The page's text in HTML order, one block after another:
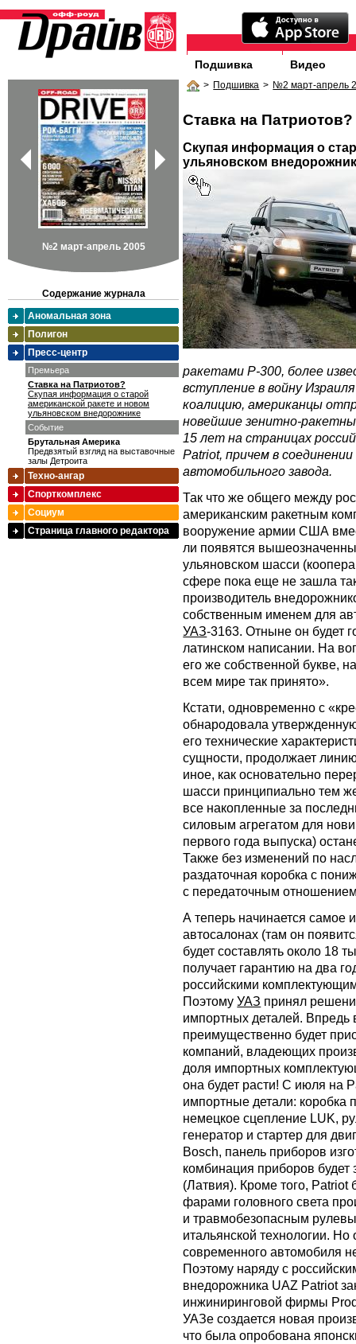
Подшивка Видео
> Подшивка > №2 март-апрель
Ставка на Патриотов?
Скупая информация о
ульяновском
ракетами Р-300, более
вступление в войну
коалицию, американцы
новейшие зенитно-
15 лет на страницах
Patriot, причем в
автомобильного завода.
Так что же общего между
американским ракетным
вооружение армии США
ли появятся
ульяновском шасси
сфере пока еще не зашла
производитель
собственным именем для
УАЗ-3163. Отныне он будет
латинском написании. На
его же собственной букве,
всем мире так принято».
Кстати, одновременно с
обнародовала
его технические
сущности, продолжает
иное, как основательно
шасси принципиально тем
все накопленные за
силовым агрегатом для
первого года выпуска)
Также без изменений по
раздаточная коробка с
с передаточным
А теперь начинается самое
автосалонах (там он
будет составлять около 18
получает гарантию на два
российскими
ПоэтомуУАЗ принял
импортных деталей.
преимущественно будет
компаний, владеющих
доля импортных
она будет расти! С июля на
импортные детали: коробка
немецкое сцепление LUK,
генератор и стартер для
Bosch, панель приборов
комбинация приборов будет
(Латвия). Кроме того,
фарами головного света
и травмобезопасным
итальянской технологии.
современного автомобиля
Поэтому наряду с
внедорожника UAZ Patriot
инжиниринговой фирмы
УАЗе создается новая
что была опробована
№2 март-апрель 2005
Содержание журнала
Аномальная зона
Полигон
Пресс-центр
Премьера
Ставка на Патриотов?
Скупая информация о старой
американской ракете и новом
ульяновском внедорожнике
Событие
Брутальная Америка
Предвзятый взгляд на выставочные
залы Детроита
Техно-ангар
Спорткомплекс
Социум
Страница главного редактора